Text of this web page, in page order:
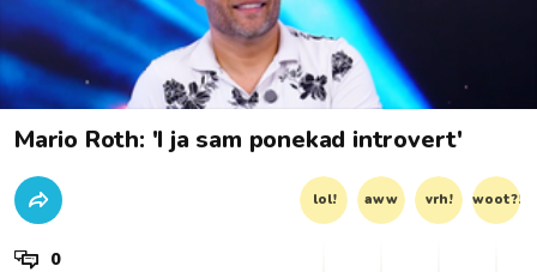
Mario Roth: 'I ja sam ponekad introvert'
lol! aww vrh! woot?!
0